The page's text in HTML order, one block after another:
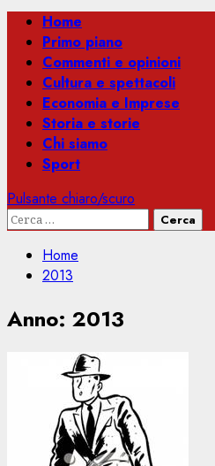
Menu
principale
Home
Primo piano
Commenti e opinioni
Cultura e spettacoli
Economia e Imprese
Storia e storie
Chi siamo
Sport
Pulsante chiaro/scuro
Ricerca
Home
2013
Anno: 2013